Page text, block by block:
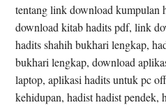
tentang link download kumpulan
download kitab hadits pdf, link
hadits shahih bukhari lengkap,
bukhari lengkap, download
laptop, aplikasi hadits untuk pc
kehidupan, hadist hadist pendek,